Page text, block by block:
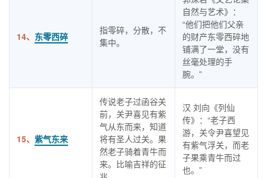
14、 东零西碎
指零碎，分散，不
集中。
自然与艺术》：
“他们把他们父亲
的财产东零西碎地
铺满了一堂，没有
丝毫处理的手
腕。”
15、 紫气东来
传说老子过函谷关
前，关尹喜见有紫
气从东而来，知道
将有圣人过关。果
然老子骑着青牛而
来。比喻吉祥的征
汉 刘向《列仙
传》：“老子西
游，关令尹喜望见
有紫气浮关，而老
子果乘青牛而过
也。”